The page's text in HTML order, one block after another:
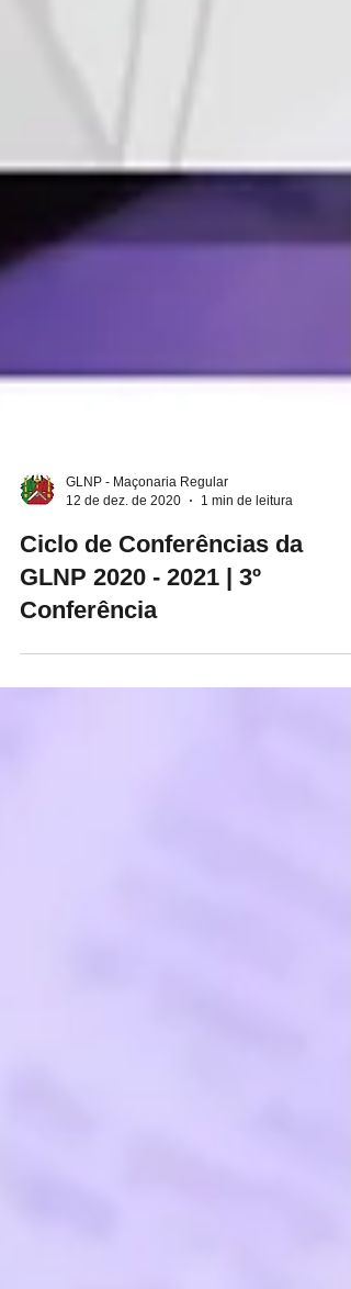
12 de dez. de 2020
1 min de leitura
Ciclo de Conferências da
GLNP 2020 - 2021 | 3º
Conferência